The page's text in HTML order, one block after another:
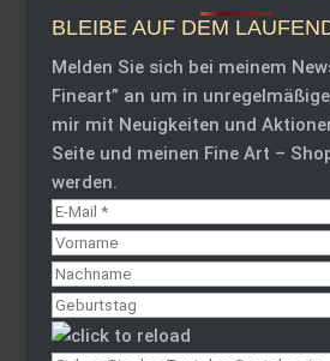
BLEIBE AUF DEM
Melden Sie sich bei meinem
Fineart” an um in
mir mit Neuigkeiten und
Seite und meinen Fine Art –
werden.